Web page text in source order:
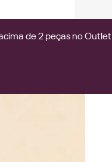
de 2 peças no Outlet